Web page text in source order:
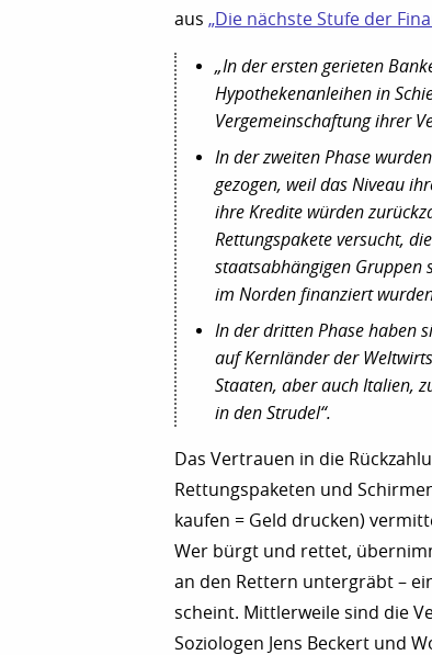
aus „Die nächste Stufe der
„In der ersten gerieten
Hypothekenanleihen in
Vergemeinschaftung ihrer
In der zweiten Phase
gezogen, weil das Niveau
ihre Kredite würden
Rettungspakete versucht,
staatsabhängigen Gruppen
im Norden finanziert
In der dritten Phase haben
auf Kernländer der
Staaten, aber auch Italien,
in den Strudel“.
Das Vertrauen in die
Rettungspaketen und
kaufen = Geld drucken)
Wer bürgt und rettet,
an den Rettern untergräbt –
scheint. Mittlerweile sind die
Soziologen Jens Beckert und